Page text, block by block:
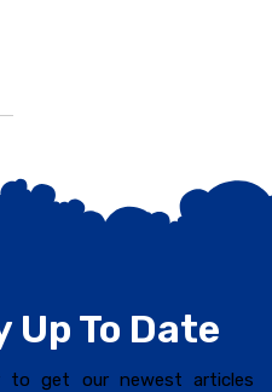
To Date
to get our newest articles